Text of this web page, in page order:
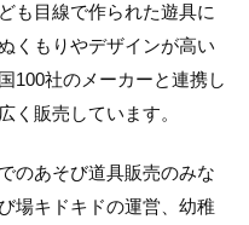
も目線で作られた遊具に
くもりやデザインが高い
100社のメーカーと連携し
く販売しています。
のあそび道具販売のみな
場キドキドの運営、幼稚